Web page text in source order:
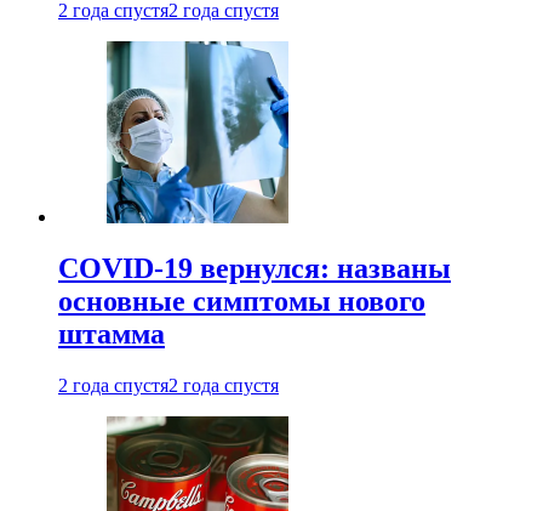
2 года спустя2 года спустя
COVID-19 вернулся: названы
основные симптомы нового
штамма
2 года спустя2 года спустя